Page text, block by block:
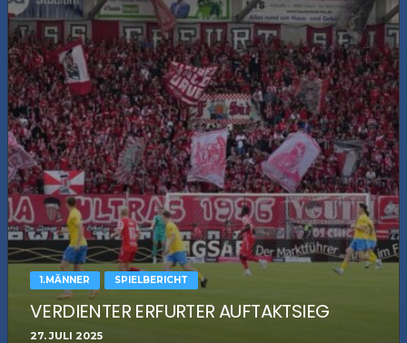
1.MÄNNER SPIELBERICHT
VERDIENTER ERFURTER AUFTAKTSIEG
27. JULI 2025